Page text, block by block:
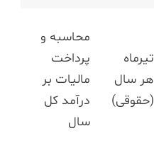
تیرماه
هر سال
(حقوقی)
محاسبه و
پرداخت
مالیات بر
درآمد کل
سال